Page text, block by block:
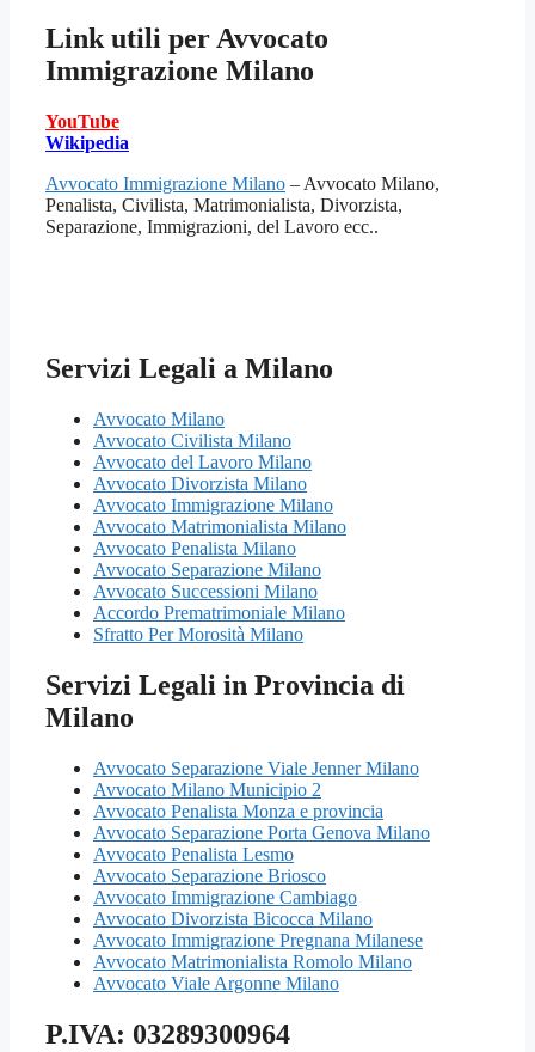
Link utili perAvvocato
Immigrazione Milano
YouTube
Wikipedia
Avvocato Immigrazione Milano – Avvocato Milano,
Penalista, Civilista, Matrimonialista, Divorzista,
Separazione, Immigrazioni, del Lavoro ecc..
Servizi Legali a Milano
Avvocato Milano
Avvocato Civilista Milano
Avvocato del Lavoro Milano
Avvocato Divorzista Milano
Avvocato Immigrazione Milano
Avvocato Matrimonialista Milano
Avvocato Penalista Milano
Avvocato Separazione Milano
Avvocato Successioni Milano
Accordo Prematrimoniale Milano
Sfratto Per Morosità Milano
Servizi Legali in Provincia di
Milano
Avvocato Separazione Viale Jenner Milano
Avvocato Milano Municipio 2
Avvocato Penalista Monza e provincia
Avvocato Separazione Porta Genova Milano
Avvocato Penalista Lesmo
Avvocato Separazione Briosco
Avvocato Immigrazione Cambiago
Avvocato Divorzista Bicocca Milano
Avvocato Immigrazione Pregnana Milanese
Avvocato Matrimonialista Romolo Milano
Avvocato Viale Argonne Milano
P.IVA: 03289300964